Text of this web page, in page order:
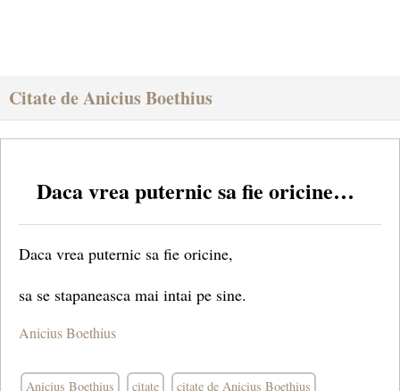
Citate de Anicius Boethius
Daca vrea puternic sa fie oricine…
Daca vrea puternic sa fie oricine,
sa se stapaneasca mai intai pe sine.
Anicius Boethius
Anicius Boethius citate citate de Anicius Boethius